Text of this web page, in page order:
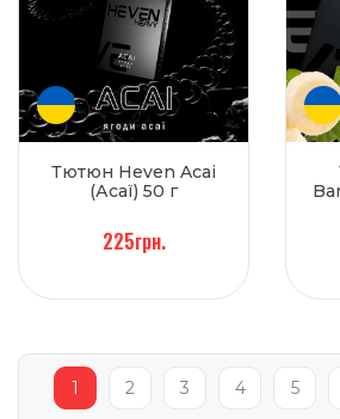
Тютюн Heven Acai
(Асаї) 50 г
225грн.
1 2 3 4 5